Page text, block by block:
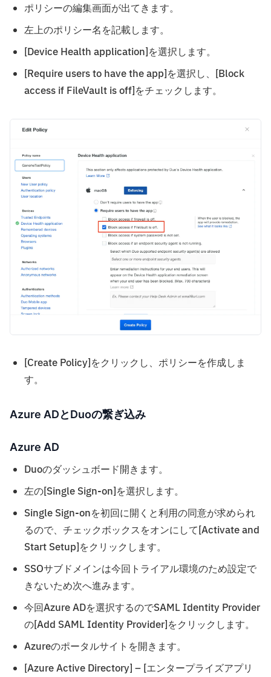
ポリシーの編集画面が出てきます。
左上のポリシー名を記載します。
[Device Health application]を選択します。
[Require users to have the app]を選択し、[Block
access if FileVault is off]をチェックします。
[Create Policy]をクリックし、ポリシーを作成しま
す。
Azure ADとDuoの繋ぎ込み
Azure AD
Duoのダッシュボード開きます。
左の[Single Sign-on]を選択します。
Single Sign-onを初回に開くと利用の同意が求められ
るので、チェックボックスをオンにして[Activate and
Start Setup]をクリックします。
SSOサブドメインは今回トライアル環境のため設定で
きないため次へ進みます。
今回Azure ADを選択するのでSAML Identity Provider
の[Add SAML Identity Provider]をクリックします。
Azureのポータルサイトを開きます。
[Azure Active Directory] – [エンタープライズアプリ